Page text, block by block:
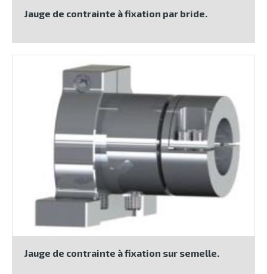
Jauge de contrainte à fixation par bride.
Jauge de contrainte à fixation sur semelle.